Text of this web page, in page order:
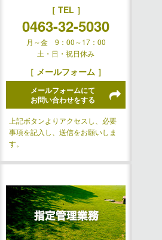
［ TEL ］
0463-32-5030
月～金 9：00～17：00
土・日・祝日休み
［ メールフォーム ］
メールフォームにて
お問い合わせをする
上記ボタンよりアクセスし、必要
事項を記入し、送信をお願いしま
す。